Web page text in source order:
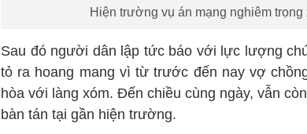
Hiện trường vụ án mạng nghiêm
Sau đó người dân lập tức báo với lực lượng
tỏ ra hoang mang vì từ trước đến nay vợ
hòa với làng xóm. Đến chiều cùng ngày, vẫn
bàn tán tại gần hiện trường.